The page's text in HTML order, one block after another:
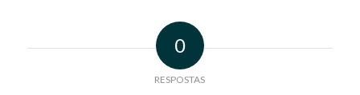
0
RESPOSTAS